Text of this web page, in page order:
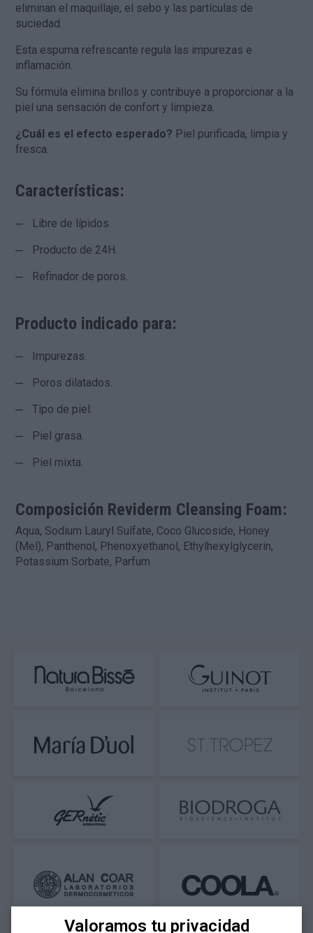
eliminan el maquillaje, el sebo y las partículas de
suciedad.
Esta espuma refrescante regula las impurezas e
inflamación.
Su fórmula elimina brillos y contribuye a proporcionar a la
piel una sensación de confort y limpieza.
¿Cuál es el efecto esperado? Piel purificada, limpia y
fresca.
Características:
Libre de lípidos.
Producto de 24H.
Refinador de poros.
Producto indicado para:
Impurezas.
Poros dilatados.
Tipo de piel.
Piel grasa.
Piel mixta.
Composición Reviderm Cleansing Foam:
Aqua, Sodium Lauryl Sulfate, Coco Glucoside, Honey
(Mel), Panthenol, Phenoxyethanol, Ethylhexylglycerin,
Potassium Sorbate, Parfum
Valoramos tu privacidad